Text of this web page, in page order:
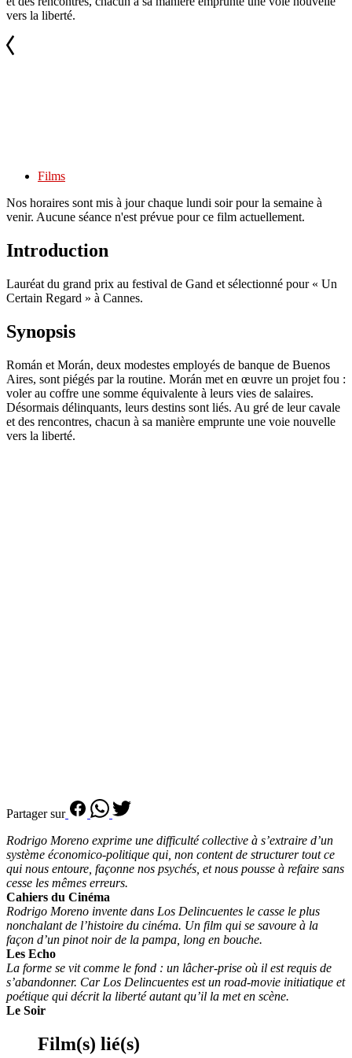
vers la liberté.
Films
Nos horaires sont mis à jour chaque lundi soir pour la semaine à
venir. Aucune séance n'est prévue pour ce film actuellement.
Introduction
Lauréat du grand prix au festival de Gand et sélectionné pour « Un
Certain Regard » à Cannes.
Synopsis
Román et Morán, deux modestes employés de banque de Buenos
Aires, sont piégés par la routine. Morán met en œuvre un projet fou :
voler au coffre une somme équivalente à leurs vies de salaires.
Désormais délinquants, leurs destins sont liés. Au gré de leur cavale
et des rencontres, chacun à sa manière emprunte une voie nouvelle
vers la liberté.
Partager sur
Rodrigo Moreno exprime une difficulté collective à s’extraire d’un
système économico-politique qui, non content de structurer tout ce
qui nous entoure, façonne nos psychés, et nous pousse à refaire sans
cesse les mêmes erreurs.
Cahiers du Cinéma
Rodrigo Moreno invente dans Los Delincuentes le casse le plus
nonchalant de l’histoire du cinéma. Un film qui se savoure à la
façon d’un pinot noir de la pampa, long en bouche.
Les Echo
La forme se vit comme le fond : un lâcher-prise où il est requis de
s’abandonner. Car Los Delincuentes est un road-movie initiatique et
poétique qui décrit la liberté autant qu’il la met en scène.
Le Soir
Film(s) lié(s)